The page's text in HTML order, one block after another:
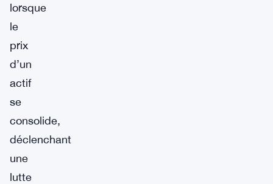
lorsque
le
prix
d’un
actif
se
consolide,
déclenchant
une
lutte